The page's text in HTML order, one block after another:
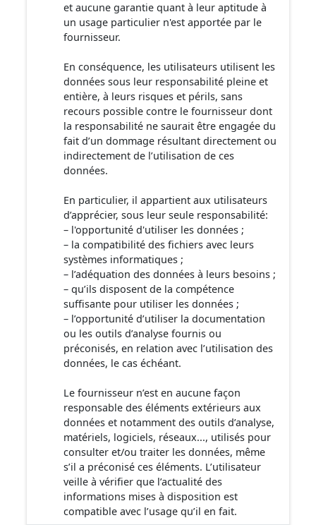
et aucune garantie quant à leur aptitude à
un usage particulier n'est apportée par le
fournisseur.
En conséquence, les utilisateurs utilisent les
données sous leur responsabilité pleine et
entière, à leurs risques et périls, sans
recours possible contre le fournisseur dont
la responsabilité ne saurait être engagée du
fait d’un dommage résultant directement ou
indirectement de l’utilisation de ces
données.
En particulier, il appartient aux utilisateurs
d’apprécier, sous leur seule responsabilité:
– l'opportunité d'utiliser les données ;
– la compatibilité des fichiers avec leurs
systèmes informatiques ;
– l’adéquation des données à leurs besoins ;
– qu’ils disposent de la compétence
suffisante pour utiliser les données ;
– l’opportunité d’utiliser la documentation
ou les outils d’analyse fournis ou
préconisés, en relation avec l’utilisation des
données, le cas échéant.
Le fournisseur n’est en aucune façon
responsable des éléments extérieurs aux
données et notamment des outils d’analyse,
matériels, logiciels, réseaux..., utilisés pour
consulter et/ou traiter les données, même
s’il a préconisé ces éléments. L’utilisateur
veille à vérifier que l’actualité des
informations mises à disposition est
compatible avec l’usage qu’il en fait.